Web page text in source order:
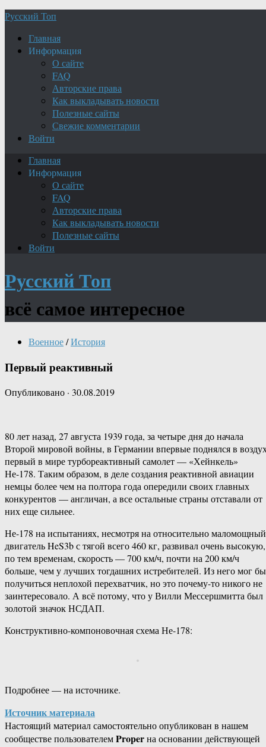
Русский Топ
Главная
Информация
О сайте
FAQ
Авторские права
Как выкладывать новости
Полезные сайты
Свежие комментарии
Войти
Главная
Информация
О сайте
FAQ
Авторские права
Как выкладывать новости
Полезные сайты
Войти
Русский Топ
всё самое интересное
Военное/История
Первый реактивный
Опубликовано · 30.08.2019
80 лет назад, 27 августа 1939 года, за четыре дня до начала
Второй мировой войны, в Германии впервые поднялся в
первый в мире турбореактивный самолет — «Хейнкель»
Не-178. Таким образом, в деле создания реактивной авиации
немцы более чем на полтора года опередили своих главных
конкурентов — англичан, а все остальные страны отставали от
них еще сильнее.
Не-178 на испытаниях, несмотря на относительно маломощный
двигатель HeS3b с тягой всего 460 кг, развивал очень высокую,
по тем временам, скорость — 700 км/ч, почти на 200 км/ч
больше, чем у лучших тогдашних истребителей. Из него мог бы
получиться неплохой перехватчик, но это почему-то никого не
заинтересовало. А всё потому, что у Вилли Мессершмитта был
золотой значок НСДАП.
Конструктивно-компоновочная схема Не-178:
Подробнее — на источнике.
Источник материала
Настоящий материал самостоятельно опубликован в нашем
сообществе пользователемProperна основании действующей